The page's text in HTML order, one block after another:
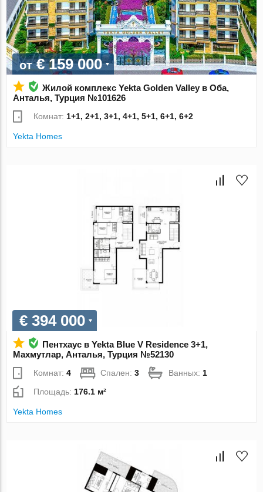
от€ 159 000
Жилой комплекс Yekta Golden Valley в Оба,
Анталья, Турция №101626
Комнат: 1+1, 2+1, 3+1, 4+1, 5+1, 6+1, 6+2
Yekta Homes
€ 394 000
Пентхаус в Yekta Blue V Residence 3+1,
Махмутлар, Анталья, Турция №52130
Комнат:4 Спален:3 Ванных:1
Площадь:176.1 м²
Yekta Homes